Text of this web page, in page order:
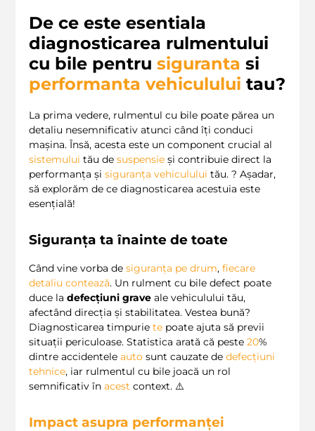
De ce este esentiala
diagnosticarea rulmentului
cu bile pentru siguranta si
performanta vehiculului tau?
La prima vedere, rulmentul cu bile poate părea un
detaliu nesemnificativ atunci când îți conduci
mașina. Însă, acesta este un component crucial al
sistemului tău de suspensie și contribuie direct la
performanța și siguranța vehiculului tău. ? Așadar,
să explorăm de ce diagnosticarea acestuia este
esențială!
Siguranța ta înainte de toate
Când vine vorba de siguranța pe drum, fiecare
detaliu contează. Un rulment cu bile defect poate
duce la defecțiuni grave ale vehiculului tău,
afectând direcția și stabilitatea. Vestea bună?
Diagnosticarea timpurie te poate ajuta să previi
situații periculoase. Statistica arată că peste 20%
dintre accidentele auto sunt cauzate de defecțiuni
tehnice, iar rulmentul cu bile joacă un rol
semnificativ în acest context. ⚠️
Impact asupra performanței